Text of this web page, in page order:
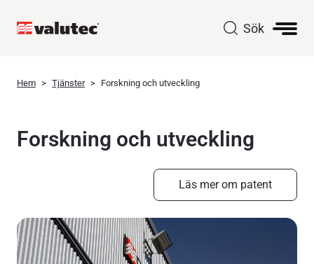
Sök
Hem Tjänster Forskning och utveckling
Forskning och utveckling
Läs mer om patent